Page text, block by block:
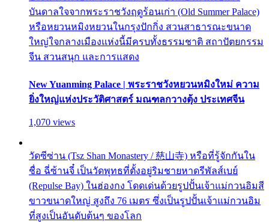
บันดาลใจจากพระราชวังฤดูร้อนเก่า (Old Summer Palace)
หรือหยวนหมิงหยวนในกรุงปักกิ่ง สวนสาธารณะขนาด
ใหญ่ใจกลางเมืองแห่งนี้มีครบทั้งธรรมชาติ สถาปัตยกรรม
จีน สวนสนุก และการแสดง
New Yuanming Palace | พระราชวังหยวนหมิงใหม่ ความ
ยิ่งใหญ่แห่งประวัติศาสตร์ มณฑลกวางตุ้ง ประเทศจีน
1,070 views
วัดซีซ่าน (Tsz Shan Monastery / 慈山寺) หรือที่รู้จักกันใน
ชื่อ ฉี่ซ้านจี๋ เป็นวัดพุทธที่ตั้งอยู่ริมชายหาดรีพัลส์เบย์
(Repulse Bay) ในฮ่องกง โดดเด่นด้วยรูปปั้นเจ้าแม่กวนอิมสี
ขาวขนาดใหญ่ สูงถึง 76 เมตร ซึ่งเป็นรูปปั้นเจ้าแม่กวนอิม
ที่สูงเป็นอันดับต้นๆ ของโลก